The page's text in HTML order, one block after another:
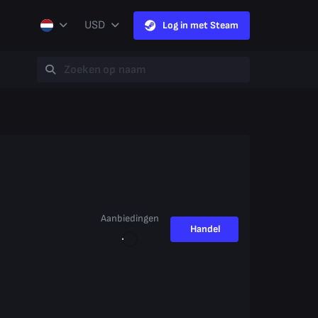
USD Log in met Steam
Aanbiedingen
Handel